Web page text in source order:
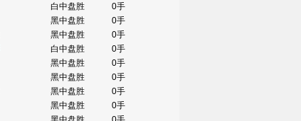
白中盘胜
0手
黑中盘胜
0手
黑中盘胜
0手
白中盘胜
0手
黑中盘胜
0手
黑中盘胜
0手
黑中盘胜
0手
黑中盘胜
0手